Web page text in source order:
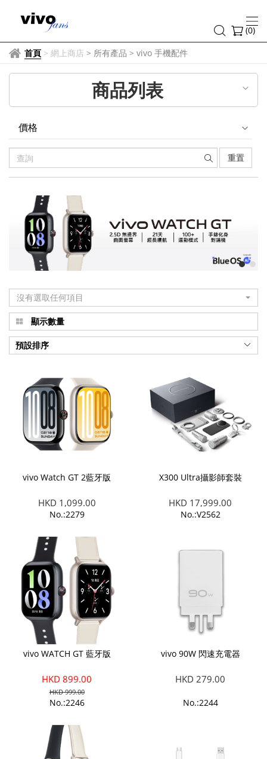
vivo
手
機
配
件
(0)
首頁 > 網上商店 > 所有產品 > vivo 手機配件
商品列表
價格
重置
沒有選取任何項目
顯示數量
預設排序
vivo Watch GT 2藍牙版
HKD 1,099.00
No.:2279
X300 Ultra攝影師套裝
HKD 17,999.00
No.:V2562
vivo WATCH GT 藍牙版
HKD 899.00
HKD 999.00
No.:2246
vivo 90W 閃速充電器
HKD 279.00
No.:2244